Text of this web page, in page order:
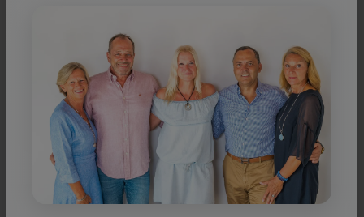
La información proporcionada por nosotros se
basa en la información proporcionada por el
vendedor o el vendedor. Para la exactitud e
integridad de la información, ninguna
responsabilidad puede ser aceptada. Una venta
intermedia y los errores son reservados.